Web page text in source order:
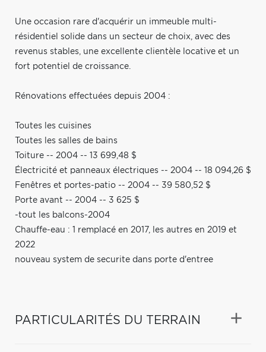
Une occasion rare d'acquérir un immeuble multi-
résidentiel solide dans un secteur de choix, avec des
revenus stables, une excellente clientèle locative et un
fort potentiel de croissance.
Rénovations effectuées depuis 2004 :
Toutes les cuisines
Toutes les salles de bains
Toiture -- 2004 -- 13 699,48 $
Électricité et panneaux électriques -- 2004 -- 18 094,26 $
Fenêtres et portes-patio -- 2004 -- 39 580,52 $
Porte avant -- 2004 -- 3 625 $
-tout les balcons-2004
Chauffe-eau : 1 remplacé en 2017, les autres en 2019 et
2022
nouveau system de securite dans porte d'entree
PARTICULARITÉS DU TERRAIN